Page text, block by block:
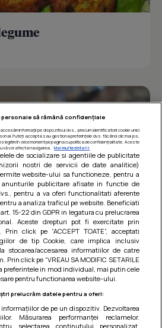
cu arpagic rosu
personale să rămână confidențiale
informații pe dispozitivul dvs., precum identificatorii cookie unici
Puteți accepta sau gestiona preferințele dvs. făcând clic mai jos,
legitim în orice moment pe pagina cu politica de confidențialitate. Aceste
vă vor afecta navigarea.
Mai multe detalii
de socializare si agentiile de publicitate
nostri de servicii de date analitice)
website-ului sa functioneze, pentru a
publicitare afisate in functie de
pentru a va oferi functionalitati aferente
a analiza traficul pe website. Beneficiati
15-22 din GDPR in legatura cu prelucrarea
Aceste drepturi pot fi exercitate prin
. Prin click pe “ACCEPT TOATE”, acceptati
de tip Cookie, care implica inclusiv
stocarea/accesarea informatiilor de catre
Prin click pe “VREAU SA MODIFIC SETARILE
preferintele in mod individual, mai putin cele
pentru functionarea website-ului.
prelucrăm datele pentru a oferi:
de pe un dispozitiv. Dezvoltarea
Măsurarea performanței reclamelor.
selectarea conținutului personalizat.